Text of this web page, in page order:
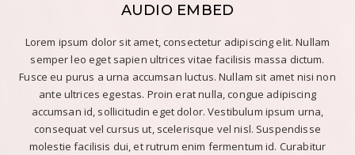
AUDIO EMBED
Lorem ipsum dolor sit amet, consectetur adipiscing elit. Nullam
semper leo eget sapien ultrices vitae facilisis massa dictum.
Fusce eu purus a urna accumsan luctus. Nullam sit amet nisi non
ante ultrices egestas. Proin erat nulla, congue adipiscing
accumsan id, sollicitudin eget dolor. Vestibulum ipsum urna,
consequat vel cursus ut, scelerisque vel nisl. Suspendisse
molestie facilisis dui, et rutrum enim fermentum id. Curabitur